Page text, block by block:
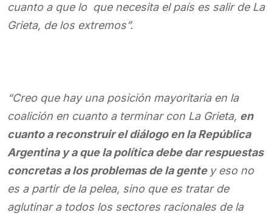
cuanto a que lo que necesita el país es salir de La
Grieta, de los extremos”.
“Creo que hay una posición mayoritaria en la
coalición en cuanto a terminar con La Grieta, en
cuanto a reconstruir el diálogo en la República
Argentina y a que la política debe dar respuestas
concretas a los problemas de la gente y eso no
es a partir de la pelea, sino que es tratar de
aglutinar a todos los sectores racionales de la